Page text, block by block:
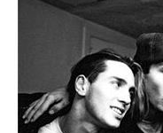
NOTICIAS